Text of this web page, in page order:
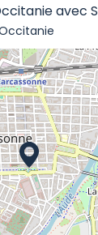
avec